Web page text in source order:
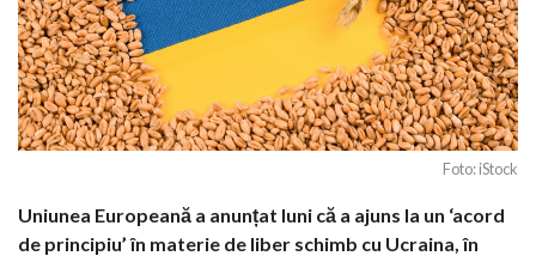
Foto: iStock
Uniunea Europeană a anunțat luni că a ajuns la un ‘acord
de principiu’ în materie de liber schimb cu Ucraina, în